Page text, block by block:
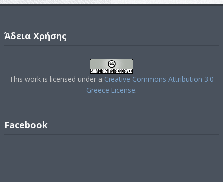
Άδεια Χρήσης
This work is licensed under a Creative Commons Attribution 3.0
Greece License.
Facebook